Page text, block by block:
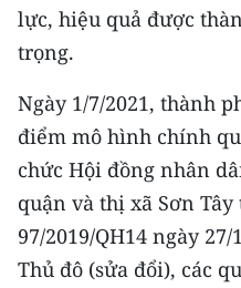
Media Văn hóa
Media Pháp luật
Media Du lịch
Media Thế giới
Media Thể thao
lực, hiệu quả được
trọng.
Ngày 1/7/2021, thành
điểm mô hình chính
chức Hội đồng nhân
quận và thị xã Sơn
97/2019/QH14 ngày
Thủ đô (sửa đổi), các